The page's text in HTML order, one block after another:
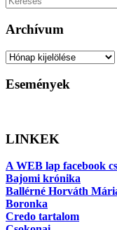
Archívum
Archívum
Események
LINKEK
A WEB lap facebook
Bajomi krónika
Ballérné Horváth
Boronka
Credo tartalom